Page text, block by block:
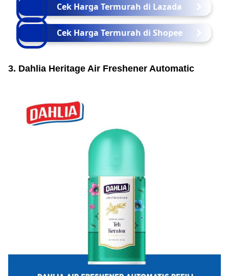
Cek Harga Termurah di Lazada
Cek Harga Termurah di Shopee
3. Dahlia Heritage Air Freshener Automatic